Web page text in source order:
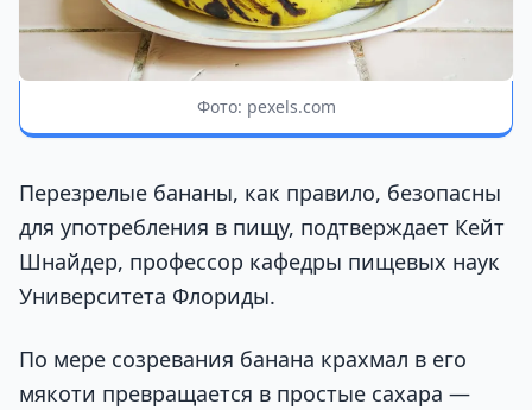
Фото: pexels.com
Перезрелые бананы, как правило, безопасны
для употребления в пищу, подтверждает Кейт
Шнайдер, профессор кафедры пищевых наук
Университета Флориды.
По мере созревания банана крахмал в его
мякоти превращается в простые сахара —